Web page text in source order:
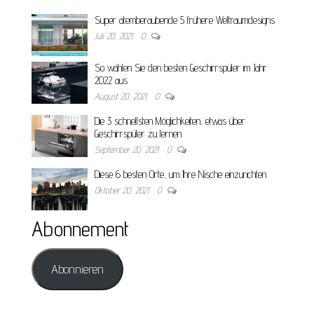
Super atemberaubende 5 frühere Weltraumdesigns
Juli 20, 2021 0
So wählen Sie den besten Geschirrspüler im Jahr
2022 aus
August 20, 2021 0
Die 3 schnellsten Möglichkeiten, etwas über
Geschirrspüler zu lernen
September 20, 2021 0
Diese 6 besten Orte, um Ihre Nische einzurichten
Oktober 20, 2021 0
Abonnement
Abonnieren